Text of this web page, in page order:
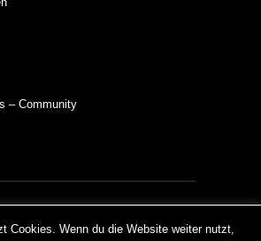
– Community
to improve your experience. We'll
Cookies. Wenn du die Website weiter nutzt,